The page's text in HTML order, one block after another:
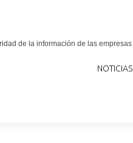
de la información de las empresas
NOTICIAS